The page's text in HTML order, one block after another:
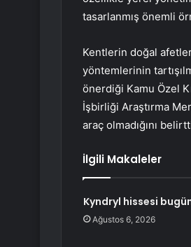
tasarlanmış önemli
Kentlerin doğal
yöntemlerinin
önerdiği Kamu Özel
İşbirliği Araştırma
araç olmadığını
İlgili Makaleler
Kyndryl hissesi
Ağustos 6, 2026